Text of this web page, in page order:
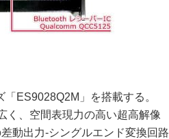
ES9028Q2M」を搭載する。
く、空間表現力の高い超高解像
動出力-シングルエンド変換回路